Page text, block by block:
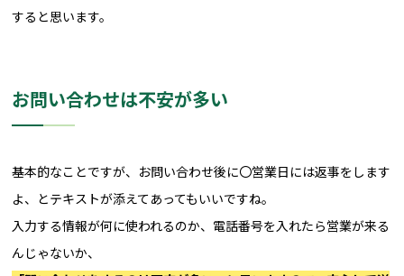
すると思います。
お問い合わせは不安が多い
基本的なことですが、お問い合わせ後に〇営業日には返事をします
よ、とテキストが添えてあってもいいですね。
入力する情報が何に使われるのか、電話番号を入れたら営業が来る
んじゃないか、